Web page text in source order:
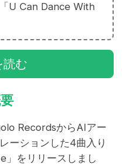
U Can Dance With
読む
RecordsからAIアー
ーションした4曲入り
」をリリースしまし